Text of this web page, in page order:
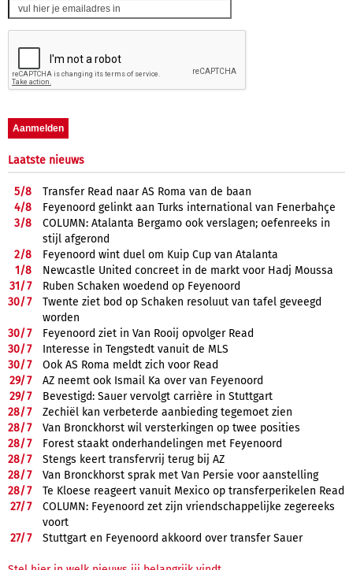
Laatste nieuws
5/8
Transfer Read naar AS Roma van de baan
4/8
Feyenoord gelinkt aan Turks international van Fenerbahçe
3/8
COLUMN: Atalanta Bergamo ook verslagen; oefenreeks in
stijl afgerond
2/8
Feyenoord wint duel om Kuip Cup van Atalanta
1/8
Newcastle United concreet in de markt voor Hadj Moussa
31/7
Ruben Schaken woedend op Feyenoord
30/7
Twente ziet bod op Schaken resoluut van tafel geveegd
worden
30/7
Feyenoord ziet in Van Rooij opvolger Read
30/7
Interesse in Tengstedt vanuit de MLS
30/7
Ook AS Roma meldt zich voor Read
29/7
AZ neemt ook Ismail Ka over van Feyenoord
29/7
Bevestigd: Sauer vervolgt carrière in Stuttgart
28/7
Zechiël kan verbeterde aanbieding tegemoet zien
28/7
Van Bronckhorst wil versterkingen op twee posities
28/7
Forest staakt onderhandelingen met Feyenoord
28/7
Stengs keert transfervrij terug bij AZ
28/7
Van Bronckhorst sprak met Van Persie voor aanstelling
28/7
Te Kloese reageert vanuit Mexico op transferperikelen Read
27/7
COLUMN: Feyenoord zet zijn vriendschappelijke zegereeks
voort
27/7 Stuttgart en Feyenoord akkoord over transfer Sauer